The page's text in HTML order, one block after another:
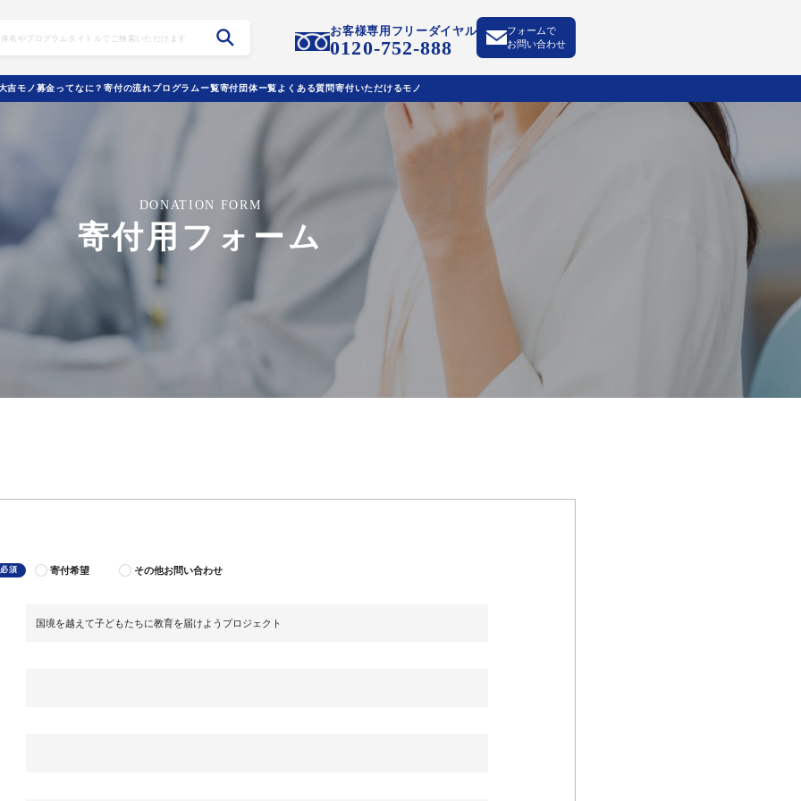
お客様専用フリーダイヤル
0120-752-888
フォームで
お問い合わせ
吉モノ募金ってなに？寄付の流れプログラムー覧寄付団体ー覧よくある質問寄付いただけるモノ
DONATION FORM
寄付用フォーム
寄付希望 その他お問い合わせ